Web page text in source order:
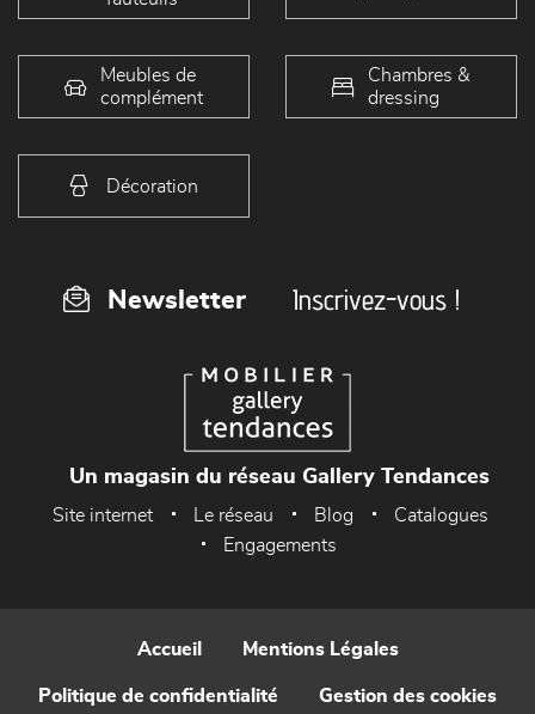
Meubles de
complément
Chambres &
dressing
Décoration
Newsletter Inscrivez-vous !
Un magasin du réseau Gallery Tendances
Site internet Le réseau Blog
Catalogues
Engagements
Accueil Mentions Légales
Politique de confidentialité Gestion des cookies